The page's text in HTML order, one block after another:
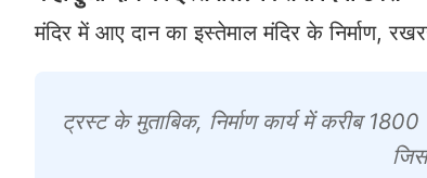
मंदिर में आए दान का इस्तेमाल मंदिर के निर्माण,
ट्रस्ट के मुताबिक, निर्माण कार्य में करीब